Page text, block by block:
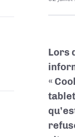
Lors
«